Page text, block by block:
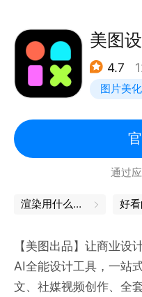
美图
4.7
图片美化
通过
渲染用什么软件 好
【美图出品】让商业设
AI全能设计工具，一站
文、社媒视频创作、全